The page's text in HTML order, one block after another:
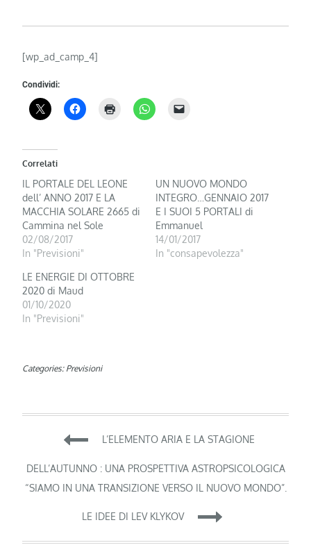
[wp_ad_camp_4]
Condividi:
Correlati
IL PORTALE DEL LEONE
dell’ ANNO 2017 E LA
MACCHIA SOLARE 2665 di
Cammina nel Sole
02/08/2017
In "Previsioni"
UN NUOVO MONDO
INTEGRO…GENNAIO 2017
E I SUOI 5 PORTALI di
Emmanuel
14/01/2017
In "consapevolezza"
LE ENERGIE DI OTTOBRE
2020 di Maud
01/10/2020
In "Previsioni"
Categories: Previsioni
Navigazione
articoli
L’ELEMENTO ARIA E LA STAGIONE
DELL’AUTUNNO : UNA PROSPETTIVA ASTROPSICOLOGICA
“SIAMO IN UNA TRANSIZIONE VERSO IL NUOVO MONDO”.
LE IDEE DI LEV KLYKOV